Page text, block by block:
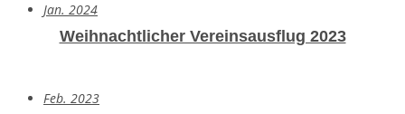
Jan. 2024
Weihnachtlicher Vereinsausflug 2023
Feb. 2023